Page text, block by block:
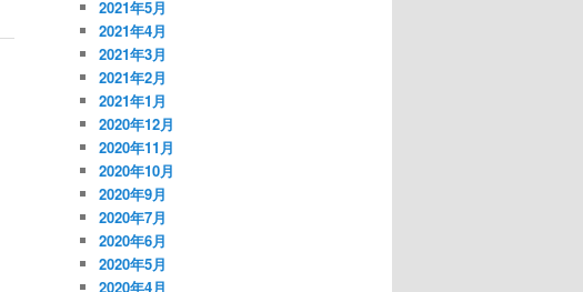
2021年5月
2021年4月
2021年3月
2021年2月
2021年1月
2020年12月
2020年11月
2020年10月
2020年9月
2020年7月
2020年6月
2020年5月
2020年4月